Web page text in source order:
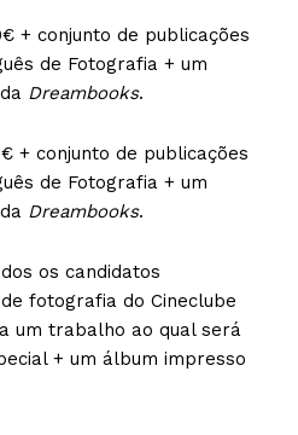
+ conjunto de publicações
de Fotografia + um
Dreambooks.
+ conjunto de publicações
de Fotografia + um
Dreambooks.
os candidatos
fotografia do Cineclube
um trabalho ao qual será
+ um álbum impresso